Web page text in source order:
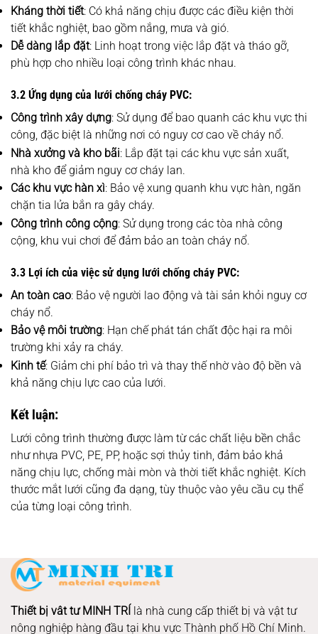
Kháng thời tiết: Có khả năng chịu được các điều kiện thời
tiết khắc nghiệt, bao gồm nắng, mưa và gió.
Dễ dàng lắp đặt: Linh hoạt trong việc lắp đặt và tháo gỡ,
phù hợp cho nhiều loại công trình khác nhau.
3.2 Ứng dụng của lưới chống cháy PVC:
Công trình xây dựng: Sử dụng để bao quanh các khu vực thi
công, đặc biệt là những nơi có nguy cơ cao về cháy nổ.
Nhà xưởng và kho bãi: Lắp đặt tại các khu vực sản xuất,
nhà kho để giảm nguy cơ cháy lan.
Các khu vực hàn xì: Bảo vệ xung quanh khu vực hàn, ngăn
chặn tia lửa bắn ra gây cháy.
Công trình công cộng: Sử dụng trong các tòa nhà công
cộng, khu vui chơi để đảm bảo an toàn cháy nổ.
3.3 Lợi ích của việc sử dụng lưới chống cháy PVC:
An toàn cao: Bảo vệ người lao động và tài sản khỏi nguy cơ
cháy nổ.
Bảo vệ môi trường: Hạn chế phát tán chất độc hại ra môi
trường khi xảy ra cháy.
Kinh tế: Giảm chi phí bảo trì và thay thế nhờ vào độ bền và
khả năng chịu lực cao của lưới.
Kết luận:
Lưới công trình thường được làm từ các chất liệu bền chắc
như nhựa PVC, PE, PP, hoặc sợi thủy tinh, đảm bảo khả
năng chịu lực, chống mài mòn và thời tiết khắc nghiệt. Kích
thước mắt lưới cũng đa dạng, tùy thuộc vào yêu cầu cụ thể
của từng loại công trình.
Thiết bị vât tư MINH TRÍ
là nhà cung cấp thiết bị và vật tư
nông nghiệp hàng đầu tại khu vực Thành phố Hồ Chí Minh.